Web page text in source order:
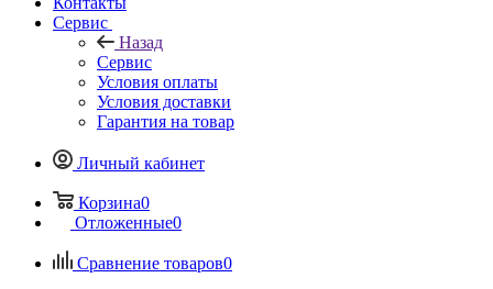
Сервис
Назад
Сервис
Условия оплаты
Условия доставки
Гарантия на товар
Личный кабинет
Корзина0
Отложенные0
Сравнение товаров0